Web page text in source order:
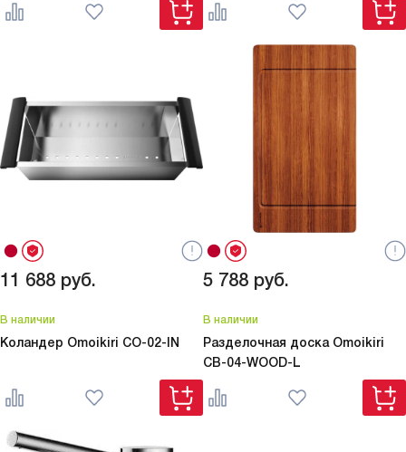
11 688 руб.
В наличии
Коландер Omoikiri CO-02-IN
5 788 руб.
В наличии
Разделочная доска Omoikiri
CB-04-WOOD-L